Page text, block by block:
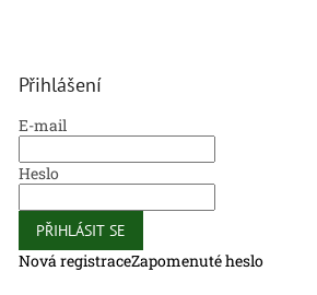
Přihlášení
E-mail
Heslo
PŘIHLÁSIT SE
Nová registraceZapomenuté heslo